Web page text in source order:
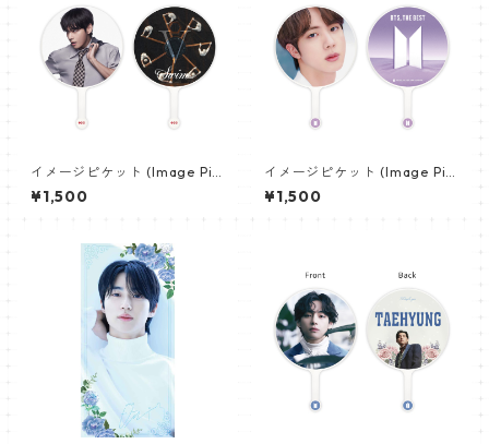
イメージピケット (Image Pic
ket) うちわ - ヴィ (V_21)
¥1,500
イメージピケット (Image Pic
ket) うちわ - ジン (JIN-05)
¥1,500